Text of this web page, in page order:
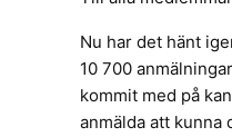
Nu har det hänt
10 700
kommit med på
anmälda att kunna